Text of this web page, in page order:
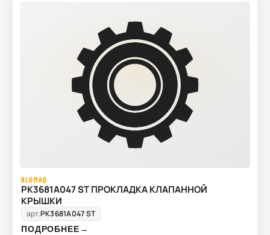
BLUMAQ
PK3681A047 ST ПРОКЛАДКА КЛАПАННОЙ
КРЫШКИ
арт.PK3681A047 ST
ПОДРОБНЕЕ→